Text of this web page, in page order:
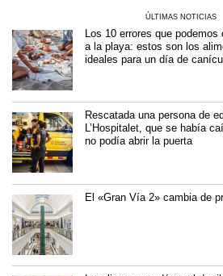
ÚLTIMAS NOTICIAS
Los 10 errores que
a la playa: estos son los
ideales para un día de
Rescatada una persona de
L’Hospitalet, que se había
no podía abrir la puerta
El «Gran Vía 2» cambia de